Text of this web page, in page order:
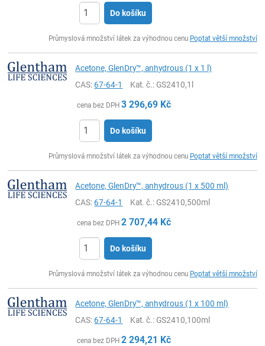
Do košíku
Průmyslová množství látek za výhodnou cenu Poptat větší množství
Acetone, GlenDry™, anhydrous (1 x 1 l)
CAS:67-64-1 Kat. č.: GS2410,1l
cena bez DPH 3 296,69 Kč
Do košíku
Průmyslová množství látek za výhodnou cenu Poptat větší množství
Acetone, GlenDry™, anhydrous (1 x 500 ml)
CAS:67-64-1 Kat. č.: GS2410,500ml
cena bez DPH 2 707,44 Kč
Do košíku
Průmyslová množství látek za výhodnou cenu Poptat větší množství
Acetone, GlenDry™, anhydrous (1 x 100 ml)
CAS:67-64-1 Kat. č.: GS2410,100ml
cena bez DPH 2 294,21 Kč